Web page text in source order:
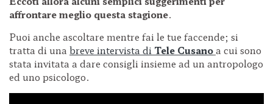
affrontare meglio questa stagione.
Puoi anche ascoltare mentre fai le tue faccende; si
tratta di una breve intervista di Tele Cusanoa cui sono
stata invitata a dare consigli insieme ad un antropologo
ed uno psicologo.